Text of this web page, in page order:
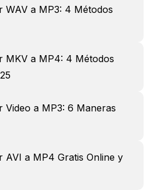
WAV a MP3: 4 Métodos
MKV a MP4: 4 Métodos
Video a MP3: 6 Maneras
AVI a MP4 Gratis Online y